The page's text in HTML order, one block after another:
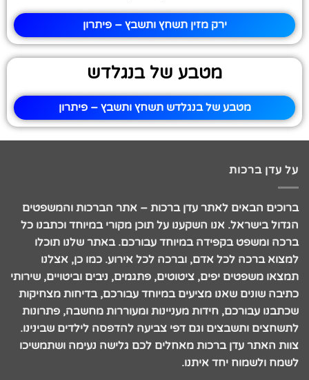
ירק מזין תשחץ ותשבץ – פיתרון
מטבע של בנגלדש
מטבע של בנגלדש תשחץ ותשבץ – פיתרון
על עדן ברכות
ברוכים הבאים לאתר עדן ברכות – אתר הברכות והמשפטים
הגדול בישראל. אנו השקענו על תוכן מקורי במיוחד וכתבנו כל
ברכה ומשפט בקפידה במיוחד עבורכם. באתר שלנו תוכלו
למצוא ברכה לכל אדם, וברכה לכל אירוע. כמו כן, אצלנו
תמצאו משפטים יפים, ציטוטים, פתגמים, ניבים וביטויים, שירותי
כתיבה שונים שאנו מציעים במיוחד עבורכם, בדיחות מצחיקות
שכתבנו עבורכם, חידות מעניינות ומעוררות מחשבה, פתרונות
לתשחצים ותשבצים וגם דפי צביעה להדפסה לילדים שבינינו.
צוות האתר עדן ברכות מאחלים לכם גלישה נעימה ושתמשיכו
לשמח ולשמוח יחד איתנו.